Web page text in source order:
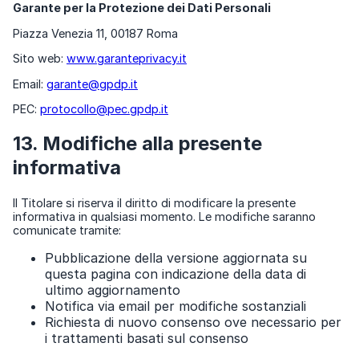
Garante per la Protezione dei Dati Personali
Piazza Venezia 11, 00187 Roma
Sito web: www.garanteprivacy.it
Email: garante@gpdp.it
PEC: protocollo@pec.gpdp.it
13. Modifiche alla presente
informativa
Il Titolare si riserva il diritto di modificare la presente
informativa in qualsiasi momento. Le modifiche saranno
comunicate tramite:
Pubblicazione della versione aggiornata su
questa pagina con indicazione della data di
ultimo aggiornamento
Notifica via email per modifiche sostanziali
Richiesta di nuovo consenso ove necessario per
i trattamenti basati sul consenso